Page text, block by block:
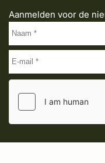
Aanmelden voor de